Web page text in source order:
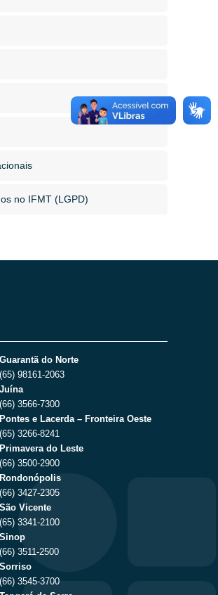
no IFMT (LGPD)
Guarantã do Norte
(65) 98161-2063
Juína
(66) 3566-7300
Pontes e Lacerda – Fronteira Oeste
(65) 3266-8241
Primavera do Leste
(66) 3500-2900
Rondonópolis
(66) 3427-2305
São Vicente
(65) 3341-2100
Sinop
(66) 3511-2500
Sorriso
(66) 3545-3700